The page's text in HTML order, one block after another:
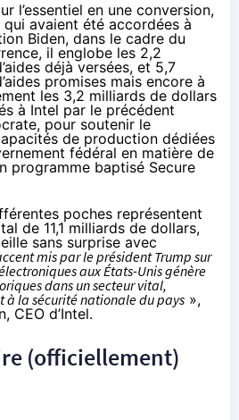
l’essentiel en une conversion,
avaient été accordées à
Biden, dans le cadre du
il englobe les 2,2
déjà versées, et 5,7
promises mais encore à
les 3,2 milliards de dollars
à Intel par le précédent
pour soutenir le
de production dédiées
fédéral en matière de
programme baptisé Secure
poches représentent
de 11,1 milliards de dollars,
sans surprise avec
mis par le président Trump sur
aux États-Unis génère
dans un secteur vital,
à la sécurité nationale du pays »,
CEO d’Intel.
(officiellement)